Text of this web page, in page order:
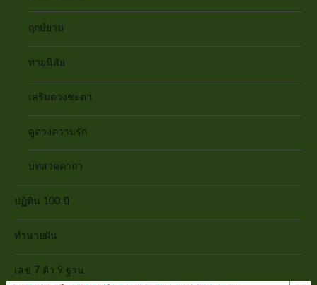
ฤกษ์ยาม
ทายนิสัย
เสริมดวงชะตา
ดูดวงความรัก
บทสวดคาถา
ปฏิทิน 100 ปี
ทำนายฝัน
เลข 7 ตัว 9 ฐาน